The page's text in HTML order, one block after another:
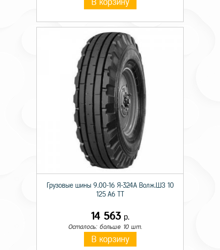
В корзину
Грузовые шины 9.00-16 Я-324А Волж.ШЗ 10
125 A6 TT
14 563р.
Осталось: больше 10 шт.
В корзину